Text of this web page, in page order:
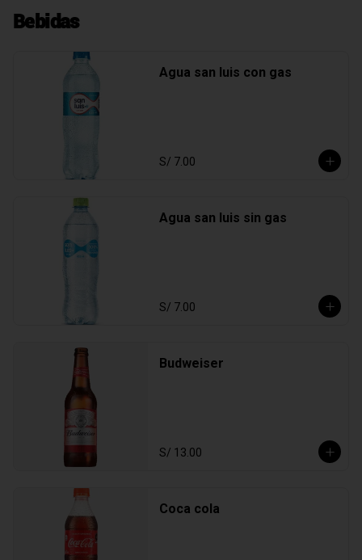
Bebidas
Agua san luis con gas
S/ 7.00
Agua san luis sin gas
S/ 7.00
Budweiser
S/ 13.00
Coca cola